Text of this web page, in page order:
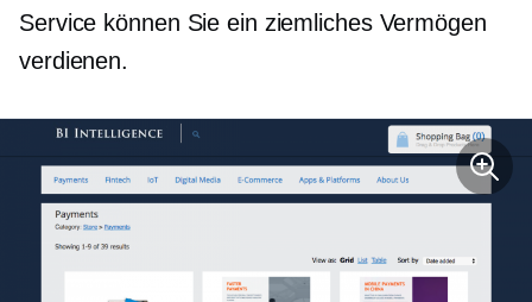
Service können Sie ein ziemliches Vermögen
verdienen.